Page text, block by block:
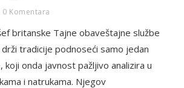
0 Komentara
britanske Tajne obaveštajne službe
tradicije podnoseći samo jedan
koji onda javnost pažljivo analizira u
i natrukama. Njegov